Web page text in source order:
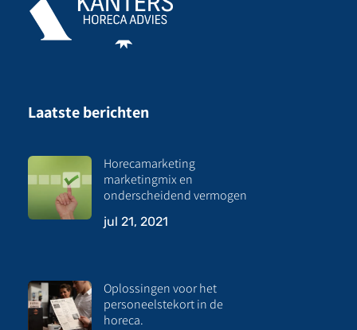
Laatste berichten
Horecamarketing
marketingmix en
onderscheidend vermogen
jul 21, 2021
Oplossingen voor het
personeelstekort in de
horeca.